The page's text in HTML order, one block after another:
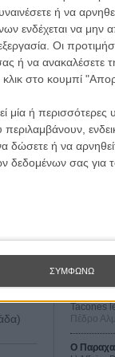
ή να
ενδέχεται να μην
Οι
ή να ανακαλέσετε
κλικ στο κουμπί
μία ή περισσότερες
δώσετε ή να
δεδομένων σας
ΣΥΜΦΩΝΩ
Οι
Μπέλα
Οδύσσεια
The
Tacones
Πέδρο
Ο